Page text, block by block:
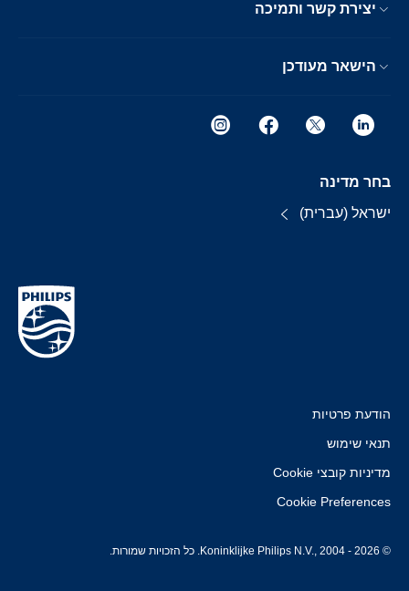
יצירת קשר ותמיכה
הישאר מעודכן
בחר מדינה
ישראל (עברית)
הודעת פרטיות
תנאי שימוש
מדיניות קובצי Cookie
Cookie Preferences
© Koninklijke Philips N.V., 2004 - 2026. כל הזכויות שמורות.